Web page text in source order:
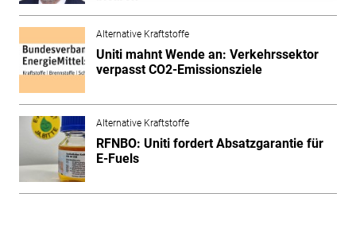
Alternative Kraftstoffe
Uniti mahnt Wende an: Verkehrssektor
verpasst CO2-Emissionsziele
Alternative Kraftstoffe
RFNBO: Uniti fordert Absatzgarantie für
E-Fuels